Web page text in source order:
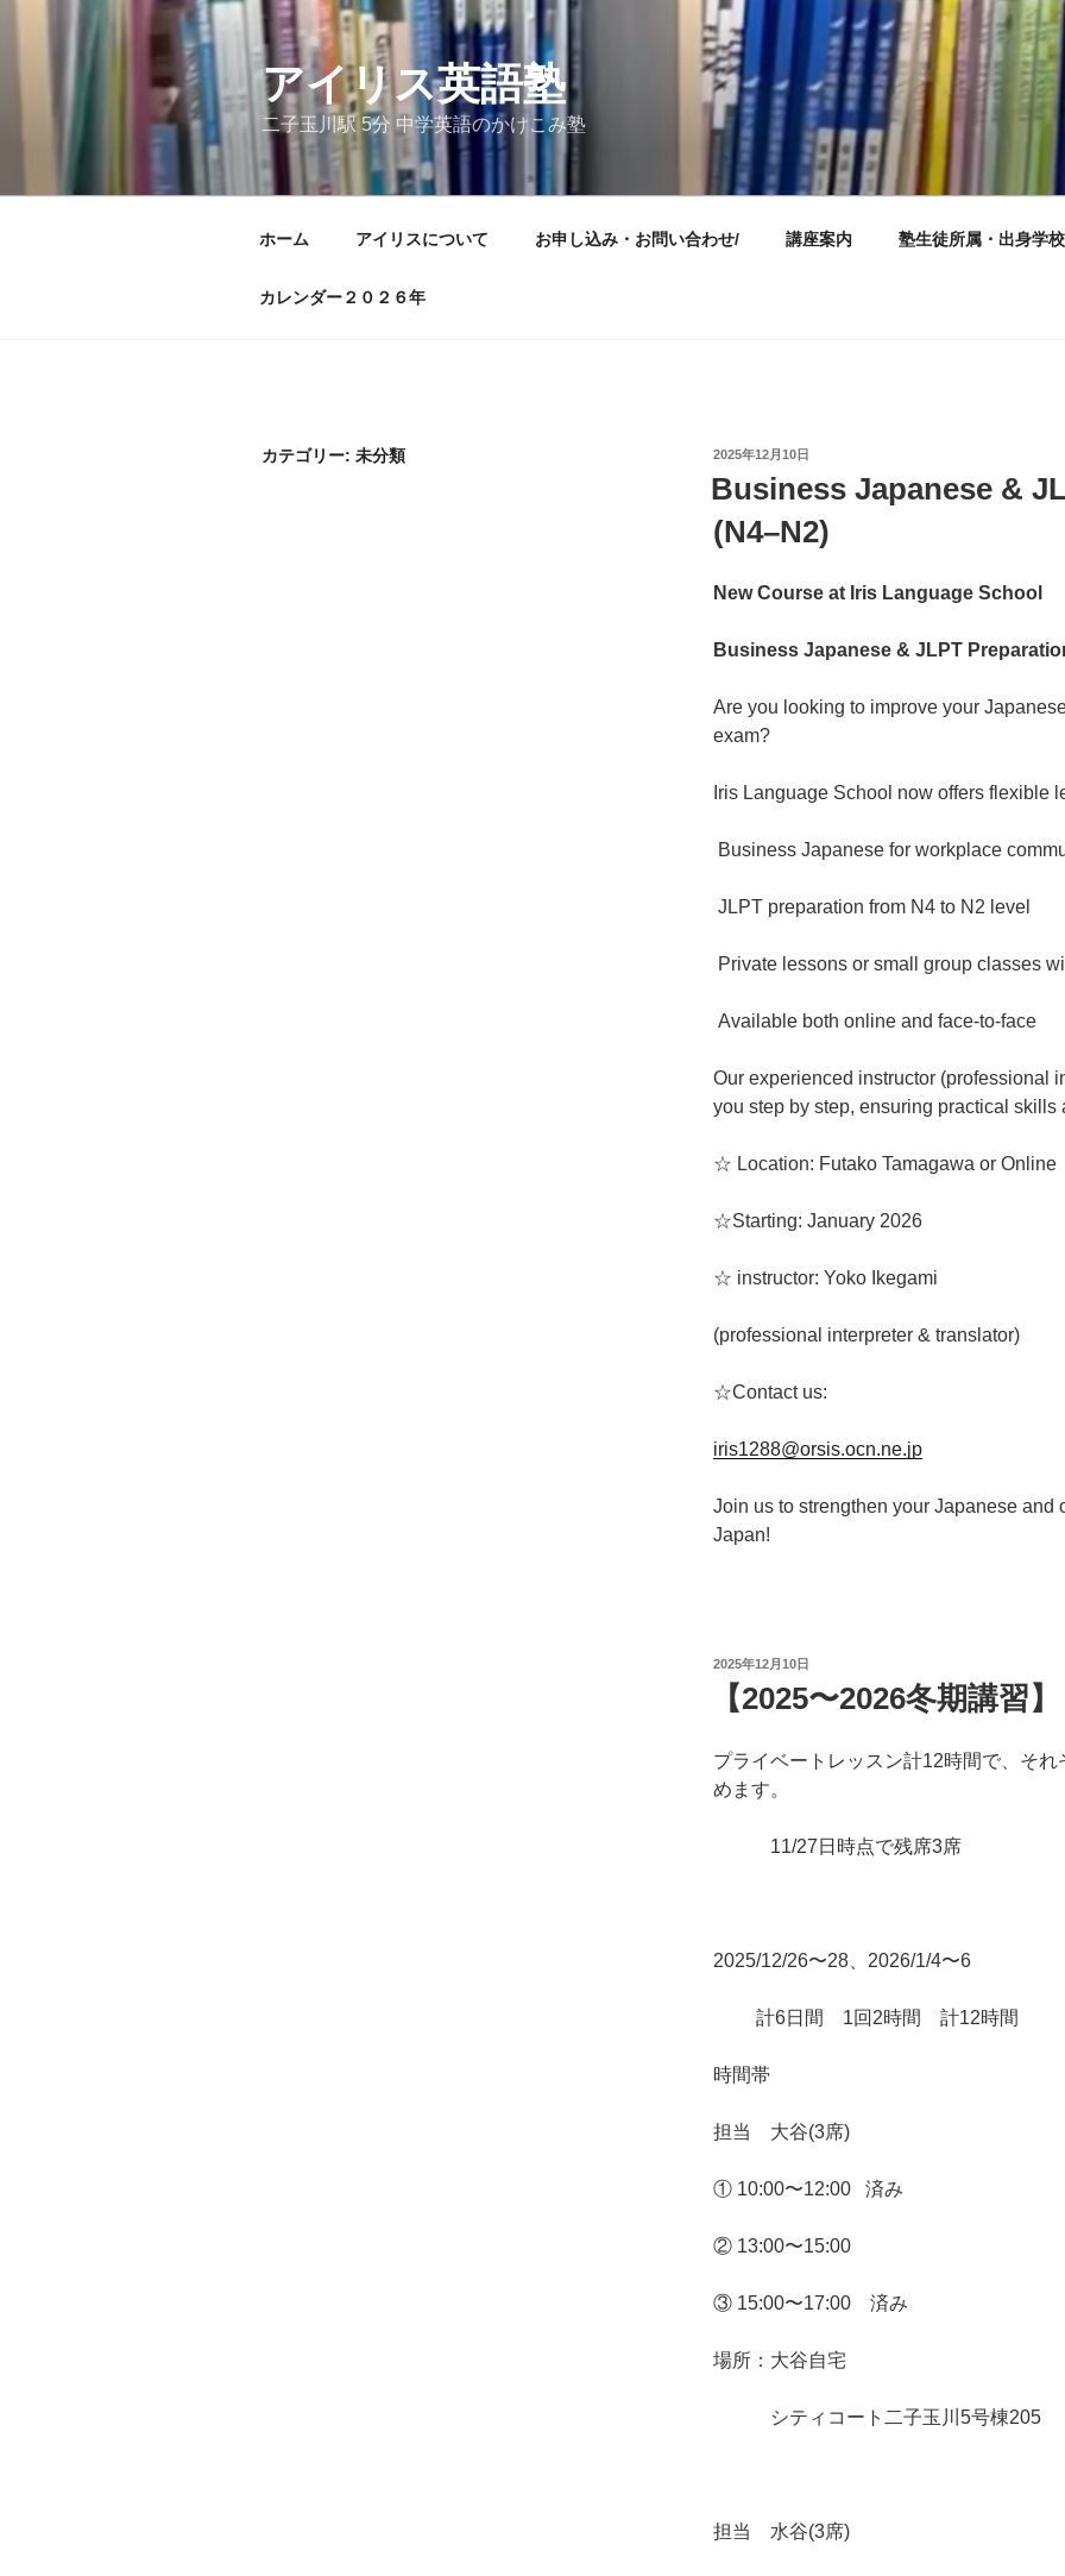
アイリス英語塾
二子玉川駅 5分 中学英語のかけこみ塾
ホーム アイリスについて お申し込み・お問い合わせ/ 講座案内 塾生徒所属・出身学校
カレンダー２０２６年
カテゴリー: 未分類
投
日:
2025年12月10日
Business Japanese &
(N4–N2)
New Course at Iris Language School
Business Japanese & JLPT
Are you looking to improve your
exam?
Iris Language School now offers flexible
Business Japanese for workplace
JLPT preparation from N4 to N2 level
Private lessons or small group classes
Available both online and face-to-face
Our experienced instructor (professional
you step by step, ensuring practical skills
☆ Location: Futako Tamagawa or Online
☆Starting: January 2026
☆ instructor: Yoko Ikegami
(professional interpreter & translator)
☆Contact us:
iris1288@orsis.ocn.ne.jp
Join us to strengthen your Japanese and
Japan!
投
2025年12月10日
【2025〜2026冬期講習】
プライベートレッスン計12時間で、そ
めます。
11/27日時点で残席3席
2025/12/26〜28、2026/1/4〜6
計6日間 1回2時間 計12時間
時間帯
担当 大谷(3席)
① 10:00〜12:00 済み
② 13:00〜15:00
③ 15:00〜17:00 済み
場所：大谷自宅
シティコート二子玉川5号棟205
担当 水谷(3席)